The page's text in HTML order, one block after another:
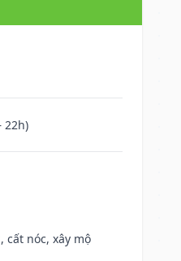
22h)
cất nóc, xây mộ